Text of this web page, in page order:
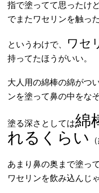
指で塗ってて思ったけ
でまたワセリンを触っ
というわけで、 ワセ
持ってたほうがいい。
大人用の綿棒の綿がつ
ンを塗って鼻の中をな
塗る深さとしては綿
れるくらい
あまり鼻の奥まで塗っ
ワセリンを飲み込んじ